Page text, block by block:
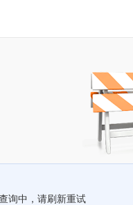
询中，请刷新重试